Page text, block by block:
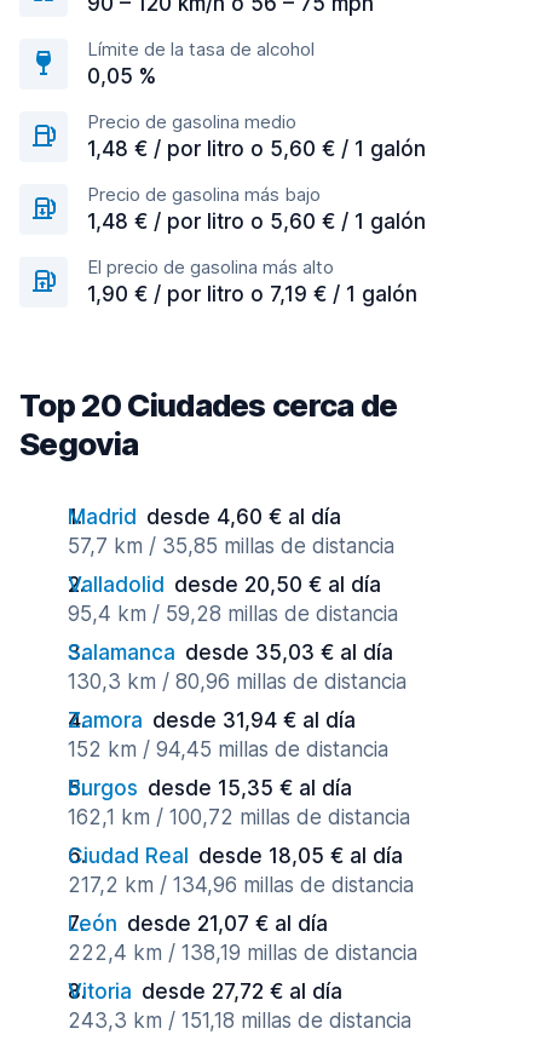
Límite de la tasa de alcohol
0,05 %
Precio de gasolina medio
1,48 € / por litro o 5,60 € / 1 galón
Precio de gasolina más bajo
1,48 € / por litro o 5,60 € / 1 galón
El precio de gasolina más alto
1,90 € / por litro o 7,19 € / 1 galón
Top 20 Ciudades cerca de
Segovia
Madrid desde 4,60 € al día
57,7 km / 35,85 millas de distancia
Valladolid desde 20,50 € al día
95,4 km / 59,28 millas de distancia
Salamanca desde 35,03 € al día
130,3 km / 80,96 millas de distancia
Zamora desde 31,94 € al día
152 km / 94,45 millas de distancia
Burgos desde 15,35 € al día
162,1 km / 100,72 millas de distancia
Ciudad Real
desde 18,05 € al día
217,2 km / 134,96 millas de distancia
León desde 21,07 € al día
222,4 km / 138,19 millas de distancia
Vitoria desde 27,72 € al día
243,3 km / 151,18 millas de distancia